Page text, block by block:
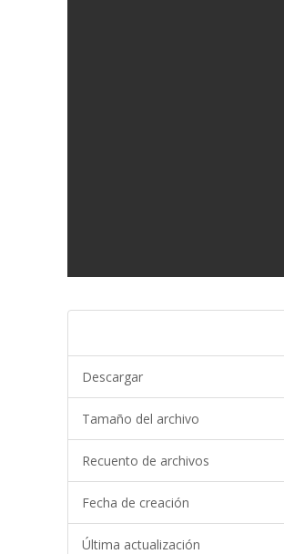
Descargar
Tamaño del archivo
Recuento de archivos
Fecha de creación
Última actualización